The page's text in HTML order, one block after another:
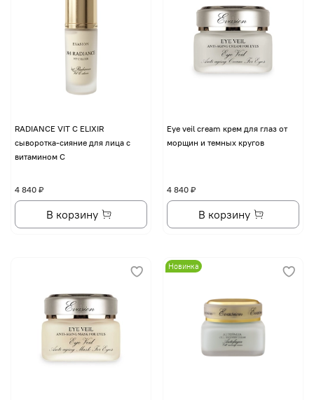
RADIANCE VIT C ELIXIR
сыворотка-сияние для лица с
витамином С
4 840 ₽
В корзину
Eye veil cream крем для глаз от
морщин и темных кругов
4 840 ₽
В корзину
Новинка